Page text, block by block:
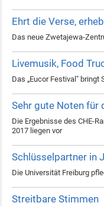
Ehrt die Verse,
Das neue Zwetajewa-
Livemusik, Food
Das „Eucor Festival"
Sehr gute Noten für
Die Ergebnisse des CHE-
2017 liegen vor
Schlüsselpartner in
Die Universität Freiburg
Streitbare Stimmen